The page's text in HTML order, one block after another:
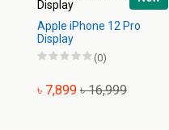
Apple iPhone 12 Pro
Display
(0)
৳ 7,899 ৳ 16,999